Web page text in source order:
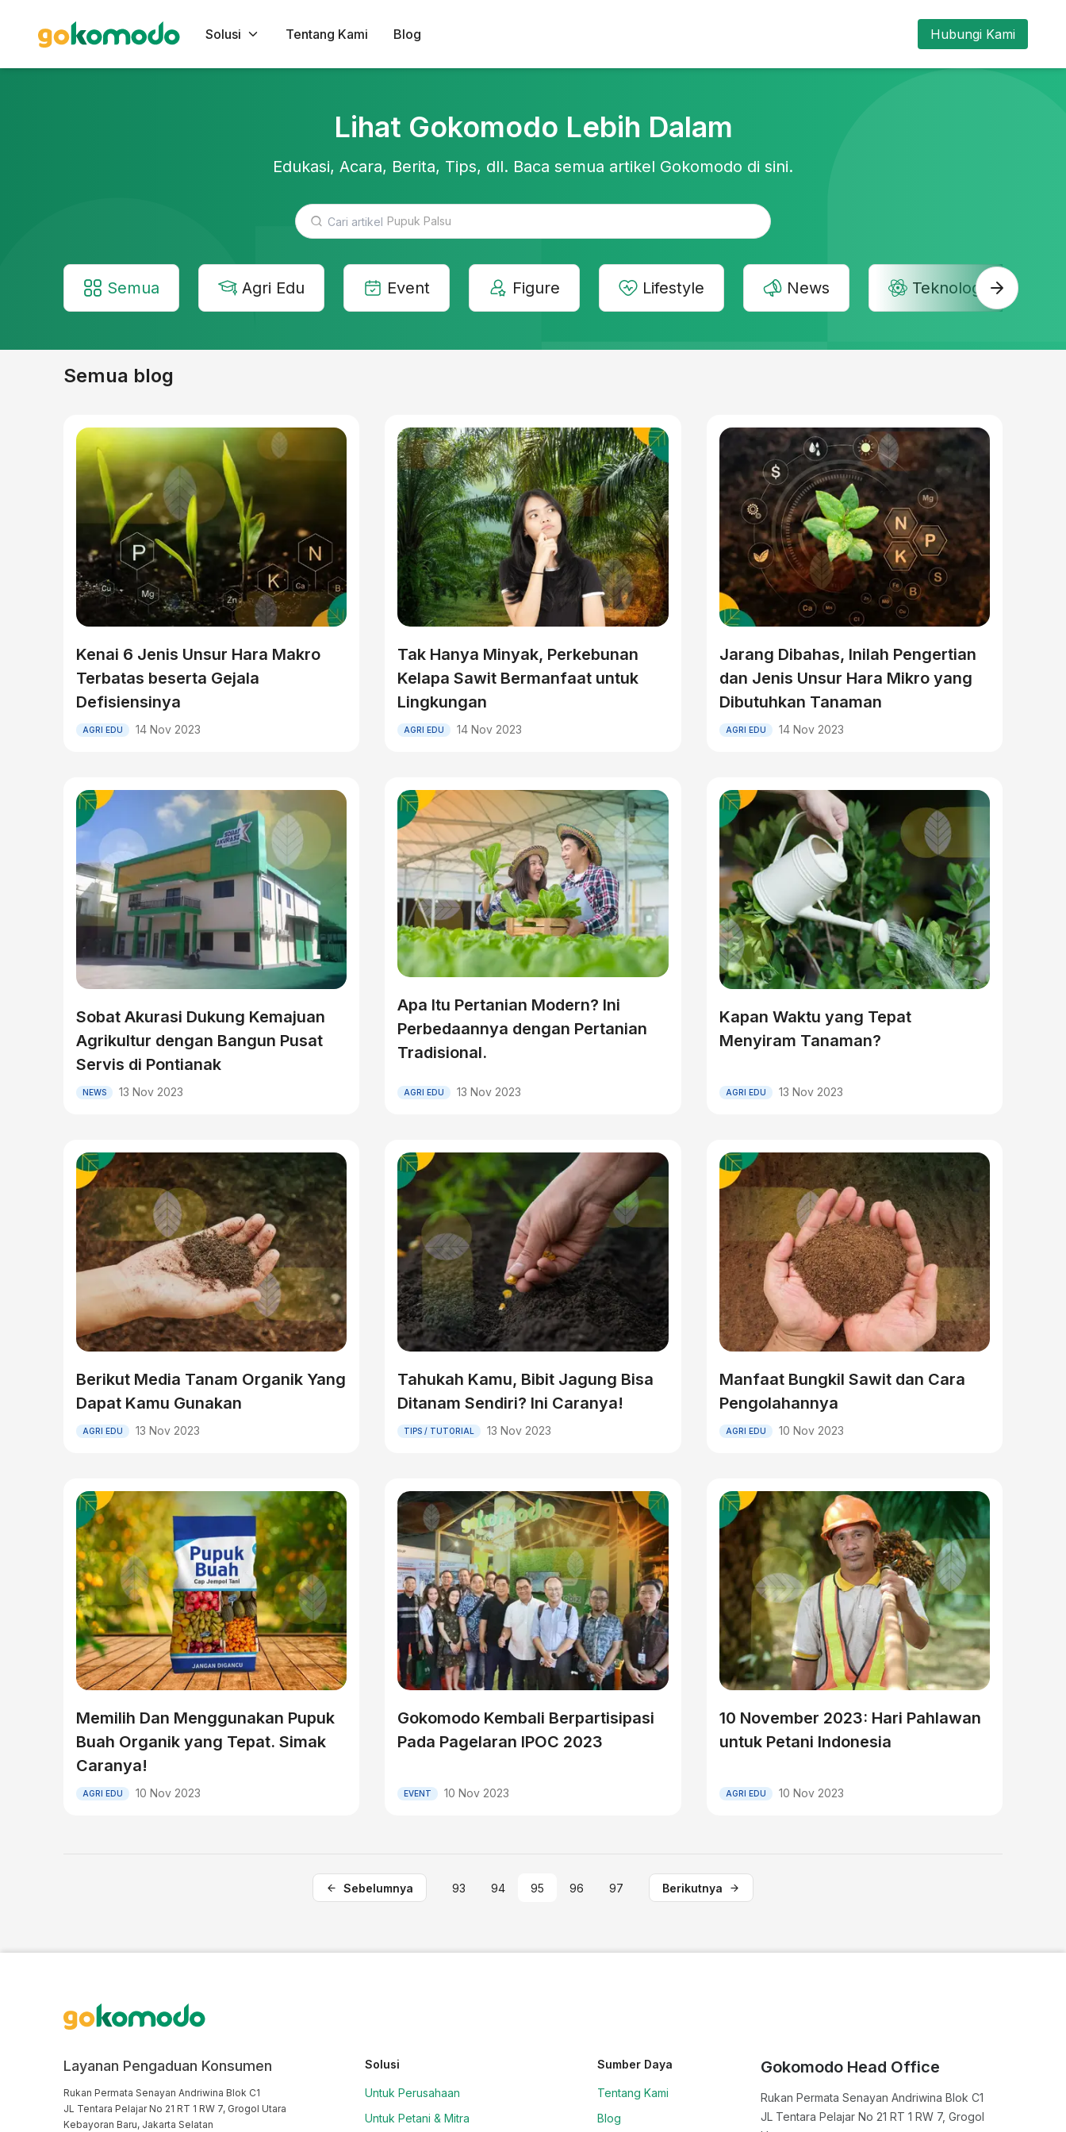
Solusi Tentang Kami Blog Hubungi Kami
Lihat Gokomodo Lebih Dalam
Edukasi, Acara, Berita, Tips, dll. Baca semua artikel Gokomodo di sini.
Teknologi Pertanian
Semua Agri Edu Event Figure Lifestyle News Teknologi
Semua blog
Kenai 6 Jenis Unsur Hara Makro
Terbatas beserta Gejala
Defisiensinya
AGRI EDU 14 Nov 2023
Tak Hanya Minyak, Perkebunan
Kelapa Sawit Bermanfaat untuk
Lingkungan
AGRI EDU 14 Nov 2023
Jarang Dibahas, Inilah Pengertian
dan Jenis Unsur Hara Mikro yang
Dibutuhkan Tanaman
AGRI EDU 14 Nov 2023
Sobat Akurasi Dukung Kemajuan
Agrikultur dengan Bangun Pusat
Servis di Pontianak
NEWS 13 Nov 2023
Apa Itu Pertanian Modern? Ini
Perbedaannya dengan Pertanian
Tradisional.
AGRI EDU 13 Nov 2023
Kapan Waktu yang Tepat
Menyiram Tanaman?
AGRI EDU 13 Nov 2023
Berikut Media Tanam Organik Yang
Dapat Kamu Gunakan
AGRI EDU 13 Nov 2023
Tahukah Kamu, Bibit Jagung Bisa
Ditanam Sendiri? Ini Caranya!
TIPS / TUTORIAL 13 Nov 2023
Manfaat Bungkil Sawit dan Cara
Pengolahannya
AGRI EDU 10 Nov 2023
Memilih Dan Menggunakan Pupuk
Buah Organik yang Tepat. Simak
Caranya!
AGRI EDU 10 Nov 2023
Gokomodo Kembali Berpartisipasi
Pada Pagelaran IPOC 2023
EVENT 10 Nov 2023
10 November 2023: Hari Pahlawan
untuk Petani Indonesia
AGRI EDU 10 Nov 2023
Sebelumnya 93 94 95 96 97 Berikutnya
Layanan Pengaduan Konsumen
Rukan Permata Senayan Andriwina Blok C1
JL Tentara Pelajar No 21 RT 1 RW 7, Grogol Utara
Kebayoran Baru, Jakarta Selatan
Solusi
Untuk Perusahaan
Untuk Petani & Mitra
Sumber Daya
Tentang Kami
Blog
Gokomodo Head Office
Rukan Permata Senayan Andriwina Blok C1
JL Tentara Pelajar No 21 RT 1 RW 7, Grogol